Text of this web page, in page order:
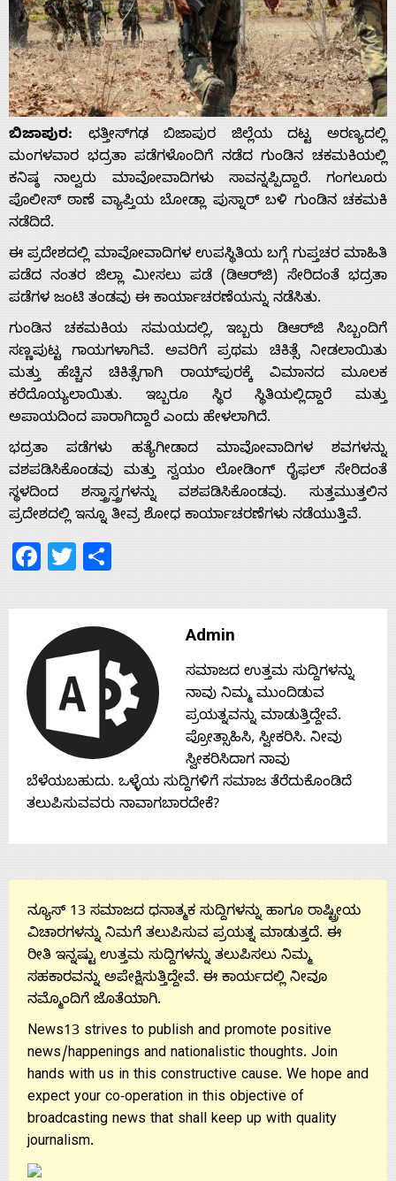
Home
About
Us
Advertise
With
Contact
ಬಿಜಾಪುರ: ಛತ್ತೀಸ್‌ಗಢ ಬಿಜಾಪುರ ಜಿಲ್ಲೆಯ ದಟ್ಟ ಅರಣ್ಯದಲ್ಲಿ
ಮಂಗಳವಾರ ಭದ್ರತಾ ಪಡೆಗಳೊಂದಿಗೆ ನಡೆದ ಗುಂಡಿನ ಚಕಮಕಿಯಲ್ಲಿ
ಕನಿಷ್ಠ ನಾಲ್ವರು ಮಾವೋವಾದಿಗಳು ಸಾವನ್ನಪ್ಪಿದ್ದಾರೆ. ಗಂಗಲೂರು
ಪೊಲೀಸ್ ಠಾಣೆ ವ್ಯಾಪ್ತಿಯ ಬೋಡ್ಲಾ ಪುಸ್ನಾರ್ ಬಳಿ ಗುಂಡಿನ ಚಕಮಕಿ
ನಡೆದಿದೆ.
ಈ ಪ್ರದೇಶದಲ್ಲಿ ಮಾವೋವಾದಿಗಳ ಉಪಸ್ಥಿತಿಯ ಬಗ್ಗೆ ಗುಪ್ತಚರ ಮಾಹಿತಿ
ಪಡೆದ ನಂತರ ಜಿಲ್ಲಾ ಮೀಸಲು ಪಡೆ (ಡಿಆರ್‌ಜಿ) ಸೇರಿದಂತೆ ಭದ್ರತಾ
ಪಡೆಗಳ ಜಂಟಿ ತಂಡವು ಈ ಕಾರ್ಯಾಚರಣೆಯನ್ನು ನಡೆಸಿತು.
ಗುಂಡಿನ ಚಕಮಕಿಯ ಸಮಯದಲ್ಲಿ, ಇಬ್ಬರು ಡಿಆರ್‌ಜಿ ಸಿಬ್ಬಂದಿಗೆ
ಸಣ್ಣಪುಟ್ಟ ಗಾಯಗಳಾಗಿವೆ. ಅವರಿಗೆ ಪ್ರಥಮ ಚಿಕಿತ್ಸೆ ನೀಡಲಾಯಿತು
ಮತ್ತು ಹೆಚ್ಚಿನ ಚಿಕಿತ್ಸೆಗಾಗಿ ರಾಯ್‌ಪುರಕ್ಕೆ ವಿಮಾನದ ಮೂಲಕ
ಕರೆದೊಯ್ಯಲಾಯಿತು. ಇಬ್ಬರೂ ಸ್ಥಿರ ಸ್ಥಿತಿಯಲ್ಲಿದ್ದಾರೆ ಮತ್ತು
ಅಪಾಯದಿಂದ ಪಾರಾಗಿದ್ದಾರೆ ಎಂದು ಹೇಳಲಾಗಿದೆ.
ಭದ್ರತಾ ಪಡೆಗಳು ಹತ್ಯೆಗೀಡಾದ ಮಾವೋವಾದಿಗಳ ಶವಗಳನ್ನು
ವಶಪಡಿಸಿಕೊಂಡವು ಮತ್ತು ಸ್ವಯಂ ಲೋಡಿಂಗ್ ರೈಫಲ್ ಸೇರಿದಂತೆ
ಸ್ಥಳದಿಂದ ಶಸ್ತ್ರಾಸ್ತ್ರಗಳನ್ನು ವಶಪಡಿಸಿಕೊಂಡವು. ಸುತ್ತಮುತ್ತಲಿನ
ಪ್ರದೇಶದಲ್ಲಿ ಇನ್ನೂ ತೀವ್ರ ಶೋಧ ಕಾರ್ಯಾಚರಣೆಗಳು ನಡೆಯುತ್ತಿವೆ.
Facebook
Twitter
Admin
ಸಮಾಜದ ಉತ್ತಮ ಸುದ್ದಿಗಳನ್ನು
ನಾವು ನಿಮ್ಮ ಮುಂದಿಡುವ
ಪ್ರಯತ್ನವನ್ನು ಮಾಡುತ್ತಿದ್ದೇವೆ.
ಪ್ರೋತ್ಸಾಹಿಸಿ, ಸ್ವೀಕರಿಸಿ. ನೀವು
ಸ್ವೀಕರಿಸಿದಾಗ ನಾವು
ಬೆಳೆಯಬಹುದು. ಒಳ್ಳೆಯ ಸುದ್ದಿಗಳಿಗೆ ಸಮಾಜ ತೆರೆದುಕೊಂಡಿದೆ
ತಲುಪಿಸುವವರು ನಾವಾಗಬಾರದೇಕೆ?
ನ್ಯೂಸ್ 13 ಸಮಾಜದ ಧನಾತ್ಮಕ ಸುದ್ದಿಗಳನ್ನು ಹಾಗೂ ರಾಷ್ಟ್ರೀಯ
ವಿಚಾರಗಳನ್ನು ನಿಮಗೆ ತಲುಪಿಸುವ ಪ್ರಯತ್ನ ಮಾಡುತ್ತದೆ. ಈ
ರೀತಿ ಇನ್ನಷ್ಟು ಉತ್ತಮ ಸುದ್ದಿಗಳನ್ನು ತಲುಪಿಸಲು ನಿಮ್ಮ
ಸಹಕಾರವನ್ನು ಅಪೇಕ್ಷಿಸುತ್ತಿದ್ದೇವೆ. ಈ ಕಾರ್ಯದಲ್ಲಿ ನೀವೂ
ನಮ್ಮೊಂದಿಗೆ ಜೊತೆಯಾಗಿ.
News13 strives to publish and promote positive
news/happenings and nationalistic thoughts. Join
hands with us in this constructive cause. We hope and
expect your co-operation in this objective of
broadcasting news that shall keep up with quality
journalism.